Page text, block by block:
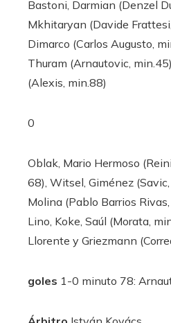
Bastoni, Darmian (Denzel
Mkhitaryan (Davide
Dimarco (Carlos Augusto,
Thuram (Arnautovic,
(Alexis, min.88)
0
Oblak, Mario Hermoso
68), Witsel, Giménez
Molina (Pablo Barrios
Lino, Koke, Saúl (Morata,
Llorente y Griezmann
goles 1-0 minuto 78: